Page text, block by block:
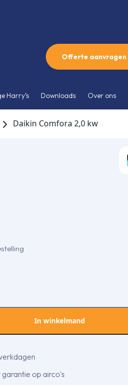
Offerte aanvragen
Harry’s Downloads Over ons
Daikin Comfora 2,0 kw
In winkelmand
op airco's